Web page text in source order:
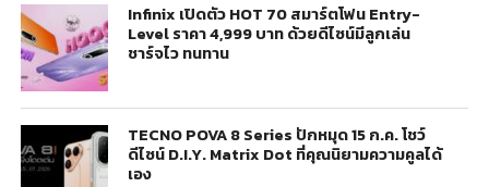
Infinix เปิดตัว HOT 70 สมาร์ตโฟน Entry-
Level ราคา 4,999 บาท ด้วยดีไซน์มีลูกเล่น
ชาร์จไว ทนทาน
TECNO POVA 8 Series ปักหมุด 15 ก.ค. โชว์
ดีไซน์ D.I.Y. Matrix Dot ที่คุณนิยามความคูลได้
เอง